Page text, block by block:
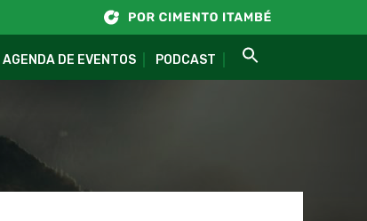
AGENDA DE EVENTOS PODCAST